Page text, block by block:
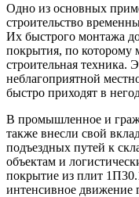
Одно из основных
строительство
Их быстрого монтажа
покрытия, по которому
строительная техника.
неблагоприятной
быстро приходят в
В промышленное и
также внесли свой
подъездных путей к
объектам и
покрытие из плит
интенсивное движение